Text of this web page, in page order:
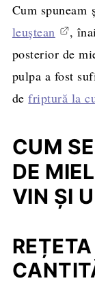
Cum spuneam
leuştean
,
posterior de
pulpa a fost
defriptură la
CUM
DE
VIN ŞI